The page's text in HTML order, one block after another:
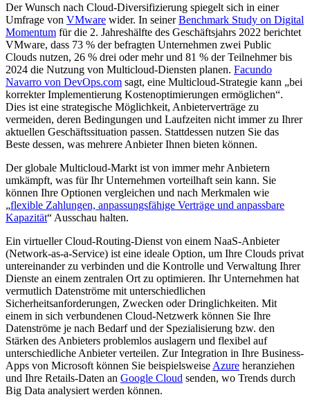
Der Wunsch nach Cloud-Diversifizierung spiegelt sich in einer
Umfrage von VMware wider. In seinerBenchmark Study on Digital
Momentum für die 2. Jahreshälfte des Geschäftsjahrs 2022 berichtet
VMware, dass 73 % der befragten Unternehmen zwei Public
Clouds nutzen, 26 % drei oder mehr und 81 % der Teilnehmer bis
2024 die Nutzung von Multicloud-Diensten planen. Facundo
Navarro von DevOps.com sagt, eine Multicloud-Strategie kann „bei
korrekter Implementierung Kostenoptimierungen ermöglichen“.
Dies ist eine strategische Möglichkeit, Anbieterverträge zu
vermeiden, deren Bedingungen und Laufzeiten nicht immer zu Ihrer
aktuellen Geschäftssituation passen. Stattdessen nutzen Sie das
Beste dessen, was mehrere Anbieter Ihnen bieten können.
Der globale Multicloud-Markt ist von immer mehr Anbietern
umkämpft, was für Ihr Unternehmen vorteilhaft sein kann. Sie
können Ihre Optionen vergleichen und nach Merkmalen wie
„flexible Zahlungen, anpassungsfähige Verträge und anpassbare
Kapazität“ Ausschau halten.
Ein virtueller Cloud-Routing-Dienst von einem NaaS-Anbieter
(Network-as-a-Service) ist eine ideale Option, um Ihre Clouds privat
untereinander zu verbinden und die Kontrolle und Verwaltung Ihrer
Dienste an einem zentralen Ort zu optimieren. Ihr Unternehmen hat
vermutlich Datenströme mit unterschiedlichen
Sicherheitsanforderungen, Zwecken oder Dringlichkeiten. Mit
einem in sich verbundenen Cloud-Netzwerk können Sie Ihre
Datenströme je nach Bedarf und der Spezialisierung bzw. den
Stärken des Anbieters problemlos auslagern und flexibel auf
unterschiedliche Anbieter verteilen. Zur Integration in Ihre Business-
Apps von Microsoft können Sie beispielsweise Azure heranziehen
und Ihre Retails-Daten an Google Cloud senden, wo Trends durch
Big Data analysiert werden können.